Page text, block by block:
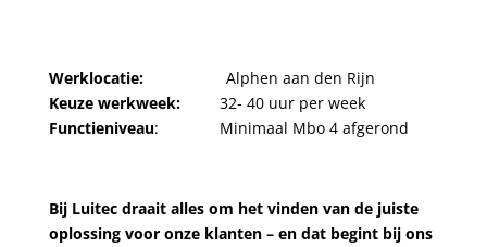
Werklocatie: Alphen aan den Rijn
Keuze werkweek:32- 40 uur per week
Functieniveau: Minimaal Mbo 4 afgerond
Bij Luitec draait alles om het vinden van de juiste
oplossing voor onze klanten – en dat begint bij ons